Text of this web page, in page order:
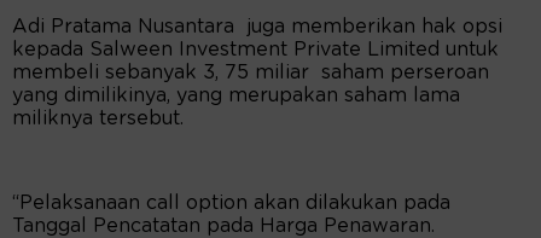
Adi Pratama Nusantara juga memberikan hak opsi
kepada Salween Investment Private Limited untuk
membeli sebanyak 3, 75 miliar saham perseroan
yang dimilikinya, yang merupakan saham lama
miliknya tersebut.
“Pelaksanaan call option akan dilakukan pada
Tanggal Pencatatan pada Harga Penawaran.